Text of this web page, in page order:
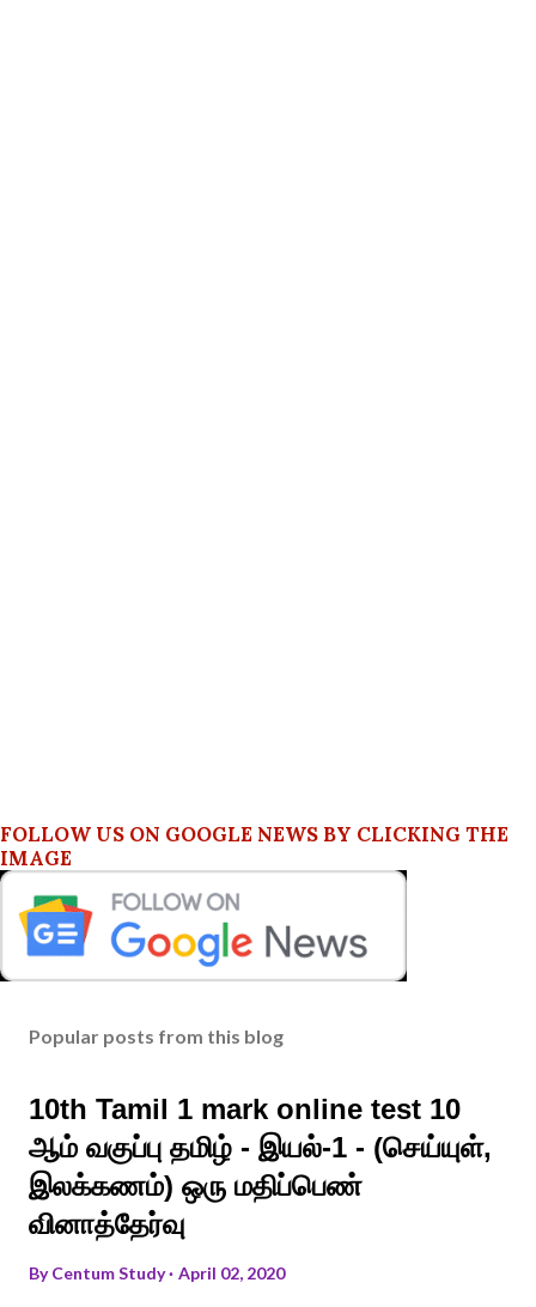
FOLLOW US ON GOOGLE NEWS BY CLICKING THE
IMAGE
Popular posts from this blog
10th Tamil 1 mark online test 10
ஆம் வகுப்பு தமிழ் - இயல்-1 - (செய்யுள்,
இலக்கணம்) ஒரு மதிப்பெண்
வினாத்தேர்வு
ByCentum Study April 02, 2020